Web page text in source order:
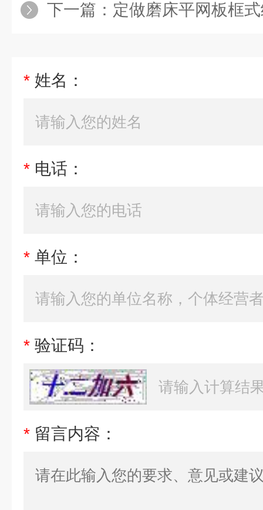
下一篇： 定做磨床平网板框
* 姓名：
* 电话：
* 单位：
* 验证码：
* 留言内容：